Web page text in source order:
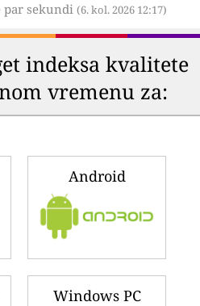
par sekundi (6. kol. 2026 12:17)
indeksa kvalitete
vremenu za:
Android
Windows PC